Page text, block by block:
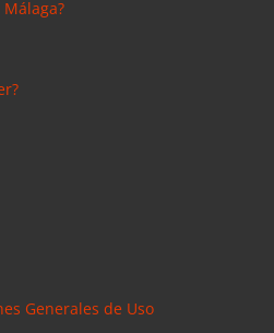
Generales de Uso